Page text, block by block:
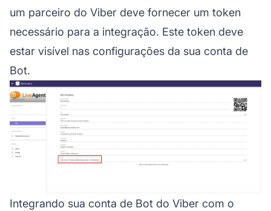
um parceiro do Viber deve fornecer um token
necessário para a integração. Este token deve
estar visível nas configurações da sua conta de
Bot.
Integrando sua conta de Bot do Viber com o